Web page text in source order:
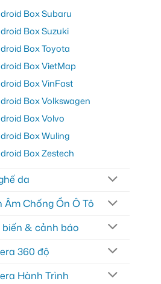
Box Subaru
Box Suzuki
Box Toyota
Box VietMap
Box VinFast
Box Volkswagen
Box Volvo
Box Wuling
Box Zestech
da
Âm Chống Ồn Ô Tô
biến & cảnh báo
360 độ
Hành Trình